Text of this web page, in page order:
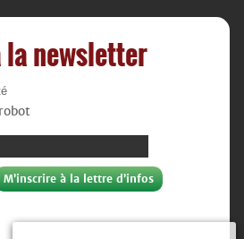
newsletter